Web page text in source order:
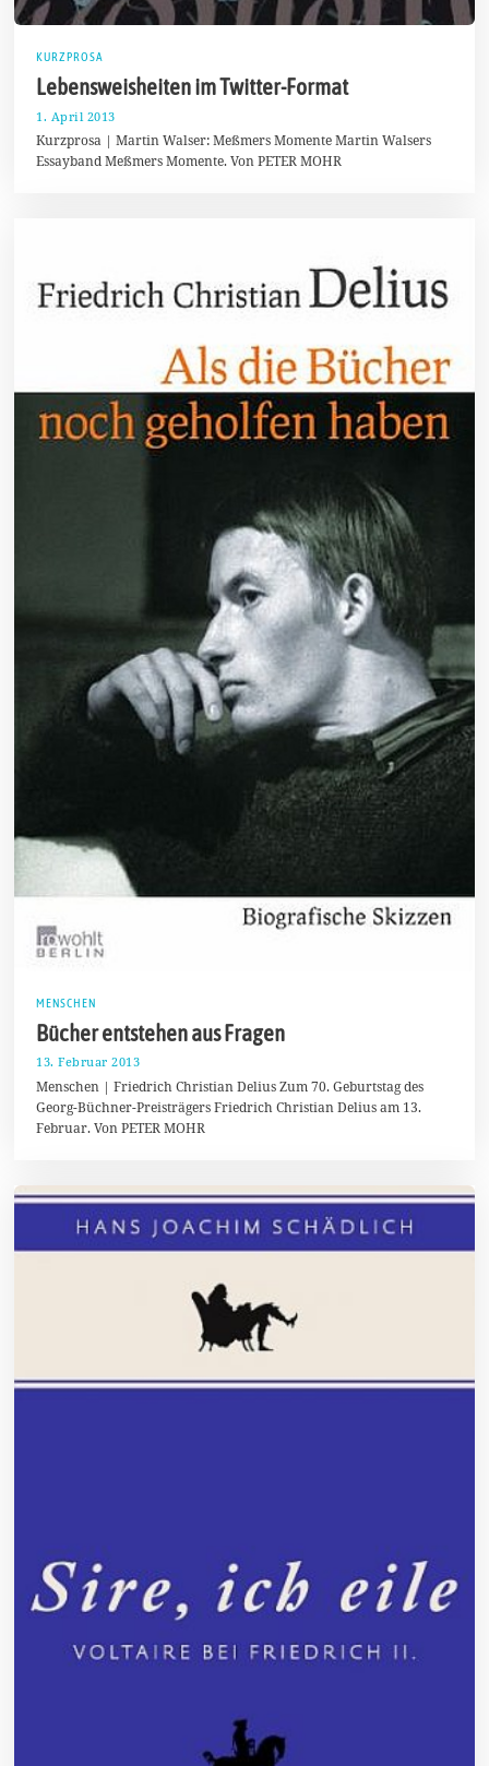
KURZPROSA
Lebensweisheiten im Twitter-Format
1. April 2013
6
.
D
2
0
Kurzprosa | Martin Walser: Meßmers Momente Martin Walsers
Essayband Meßmers Momente. Von PETER MOHR
MENSCHEN
Bücher entstehen aus Fragen
13. Februar 2013
7
.
M
ä
0
1
Menschen | Friedrich Christian Delius Zum 70. Geburtstag des
Georg-Büchner-Preisträgers Friedrich Christian Delius am 13.
Februar. Von PETER MOHR